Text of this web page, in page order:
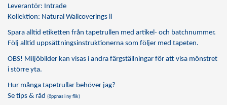
Leverantör: Intrade
Kollektion: Natural Wallcoverings ll
Spara alltid etiketten från tapetrullen med artikel- och batchnummer.
Följ alltid uppsättningsinstruktionerna som följer med tapeten.
OBS! Miljöbilder kan visas i andra färgställningar för att visa mönstret
i större yta.
Hur många tapetrullar behöver jag?
Se tips & råd (öppnas i ny flik)